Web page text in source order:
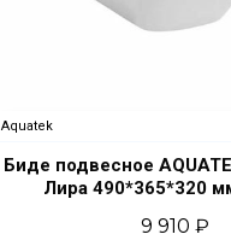
Aquatek
Биде подвесное
Лира 490*365*320
9 910 ₽